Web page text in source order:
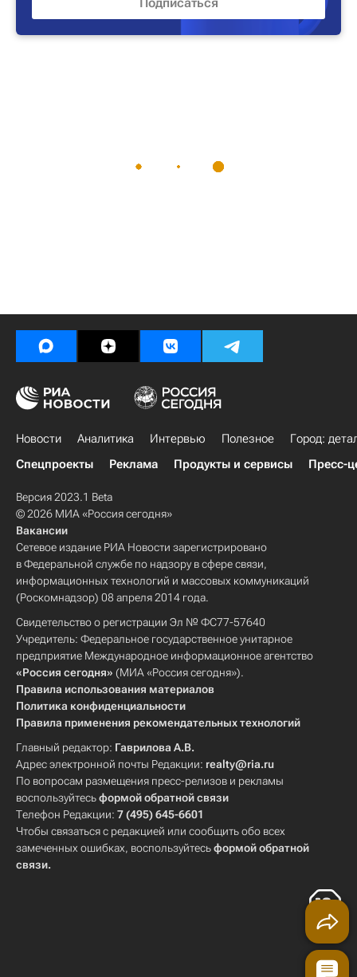
Новости Аналитика Интервью Полезное
Город:
Спецпроекты
Реклама Продукты и сервисы Пресс-
Версия 2023.1 Beta
© 2026 МИА «Россия сегодня»
Вакансии
Сетевое издание РИА Новости зарегистрировано
в Федеральной службе по надзору в сфере связи,
информационных технологий и массовых коммуникаций
(Роскомнадзор) 08 апреля 2014 года.
Свидетельство о регистрации Эл № ФС77-57640
Учредитель: Федеральное государственное унитарное
предприятие Международное информационное агентство
«Россия сегодня» (МИА «Россия сегодня»).
Правила использования материалов
Политика конфиденциальности
Правила применения рекомендательных технологий
Главный редактор: Гаврилова А.В.
Адрес электронной почты Редакции: realty@ria.ru
По вопросам размещения пресс-релизов и рекламы
воспользуйтесьформой обратной связи
Телефон Редакции: 7 (495) 645-6601
Чтобы связаться с редакцией или сообщить обо всех
замеченных ошибках, воспользуйтесьформой обратной
связи.